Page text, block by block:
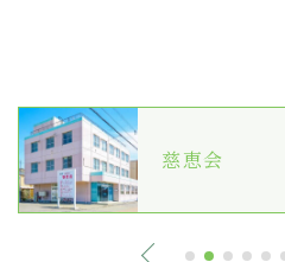
慈恵会